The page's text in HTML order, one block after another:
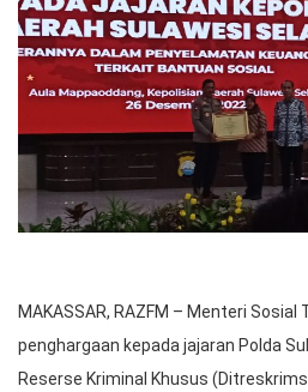
MAKASSAR, RAZFM – Menteri
penghargaan kepada jajaran Polda
Reserse Kriminal Khusus